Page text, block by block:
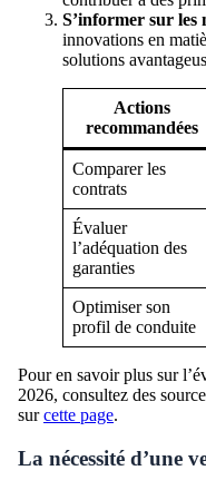
S’informer sur les
innovations en
solutions
Actions
recommandées
Comparer les
contrats
Évaluer
l’adéquation des
garanties
Optimiser son
profil de conduite
Pour en savoir plus sur
2026, consultez des
surcette page.
La nécessité d’une